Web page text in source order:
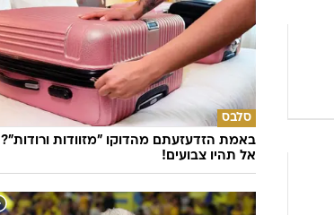
סלבס
באמת הזדעזעתם מהדוקו "מזוודות ורודות"?
אל תהיו צבועים!